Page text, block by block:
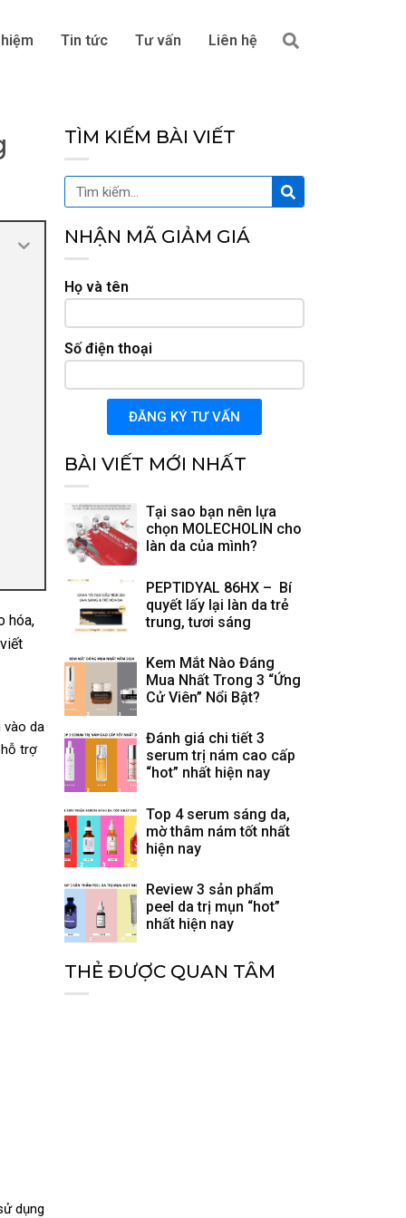
Tin tức Tư vấn Liên hệ Tìm
kiếm
hóa,
vào da
trợ
dụng
TÌM KIẾM BÀI VIẾT
Tìm
kiếm
Tìm
kiếm
NHẬN MÃ GIẢM GIÁ
Họ và tên
Số điện thoại
ĐĂNG KÝ TƯ VẤN
BÀI VIẾT MỚI NHẤT
Tại sao bạn nên lựa
chọn MOLECHOLIN cho
làn da của mình?
PEPTIDYAL 86HX – Bí
quyết lấy lại làn da trẻ
trung, tươi sáng
Kem Mắt Nào Đáng
Mua Nhất Trong 3 “Ứng
Cử Viên” Nổi Bật?
Đánh giá chi tiết 3
serum trị nám cao cấp
“hot” nhất hiện nay
Top 4 serum sáng da,
mờ thâm nám tốt nhất
hiện nay
Review 3 sản phẩm
peel da trị mụn “hot”
nhất hiện nay
THẺ ĐƯỢC QUAN TÂM